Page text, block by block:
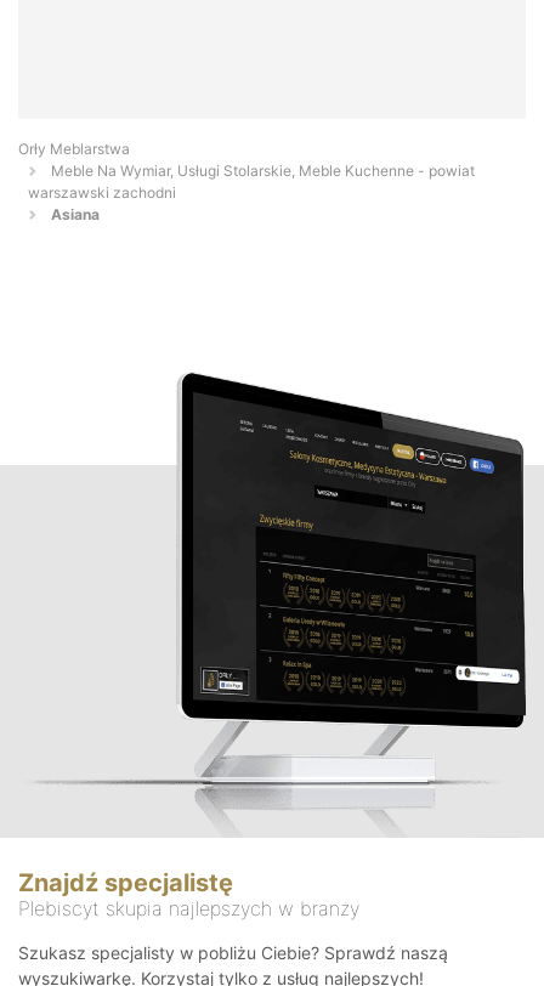
Orły Meblarstwa
Meble Na Wymiar, Usługi Stolarskie, Meble Kuchenne - powiat
warszawski zachodni
Asiana
Znajdź specjalistę
Plebiscyt skupia najlepszych w branży
Szukasz specjalisty w pobliżu Ciebie? Sprawdź naszą
wyszukiwarkę. Korzystaj tylko z usług najlepszych!